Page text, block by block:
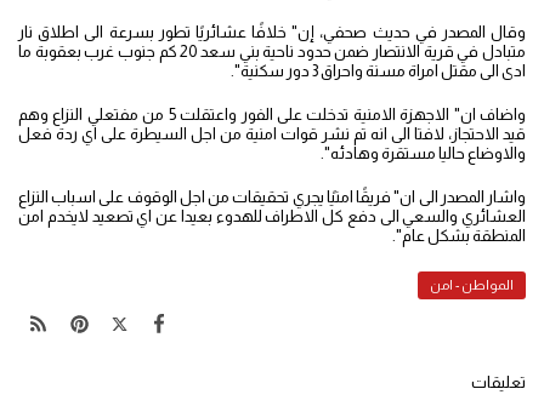
وقال المصدر في حديث صحفي، إن" خلافًا عشائريًا تطور بسرعة الى اطلاق نار
متبادل في قرية الانتصار ضمن حدود ناحية بني سعد 20 كم جنوب غرب بعقوبة ما
ادى الى مقتل امراة مسنة واحراق 3 دور سكنية".
واضاف ان" الاجهزة الامنية تدخلت على الفور واعتقلت 5 من مفتعلي النزاع وهم
قيد الاحتجاز، لافتا الى انه تم نشر قوات امنية من اجل السيطرة على اي ردة فعل
والاوضاع حاليا مستقرة وهادئه".
واشار المصدر الى ان" فريقًا امنيًا يجري تحقيقات من اجل الوقوف على اسباب النزاع
العشائري والسعي الى دفع كل الاطراف للهدوء بعيدا عن اي تصعيد لايخدم امن
المنطقة بشكل عام".
المواطن - امن
تعليقات